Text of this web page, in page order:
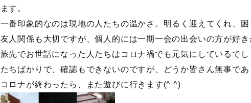
ます。
一番印象的なのは現地の人たちの温かさ。明るく迎えてくれ、
友人関係も大切ですが、個人的には一期一会の出会いの方が好
旅先でお世話になった人たちはコロナ禍でも元気にしているで
たちばかりで、確認もできないのですが、どうか皆さん無事で
コロナが終わったら、また遊びに行きます(^ ^)